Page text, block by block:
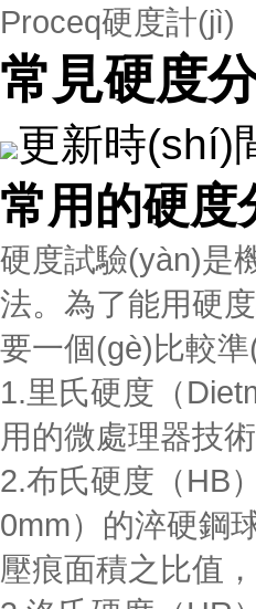
Proceq硬度計(jì)
常見硬度
更新時
常用的硬度
硬度試驗(yàn)是
法。為了能
要一個(gè)比較
1.里氏硬度（
用的微處理器技
2.布氏硬度（HB
0mm）的淬硬鋼
壓痕面積之比值